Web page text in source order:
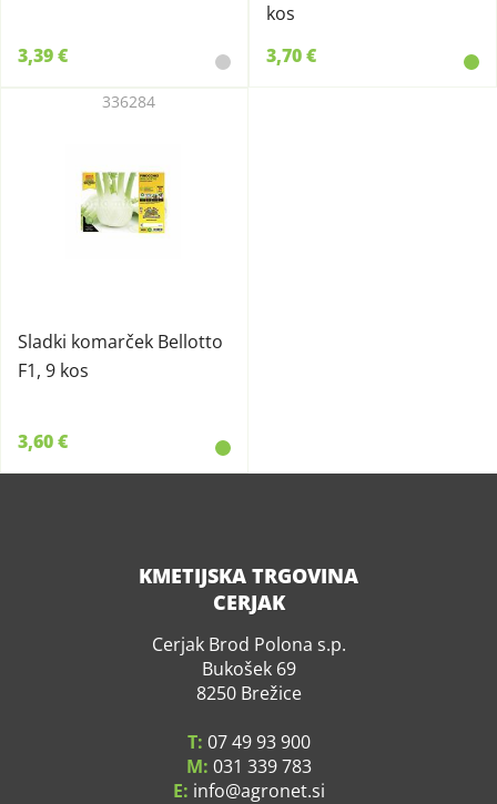
3,39 €
kos
3,70 €
Sladki komarček Bellotto
F1, 9 kos
336284
3,60 €
KMETIJSKA TRGOVINA
CERJAK
Cerjak Brod Polona s.p.
Bukošek 69
8250 Brežice
T: 07 49 93 900
M: 031 339 783
E: info agronet.si